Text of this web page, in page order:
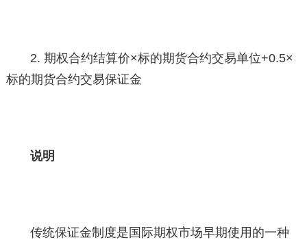
2. 期权合约结算价×标的期货合约交易单位+0.5×
标的期货合约交易保证金
说明
传统保证金制度是国际期权市场早期使用的一种